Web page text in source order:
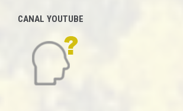
CANAL YOUTUBE